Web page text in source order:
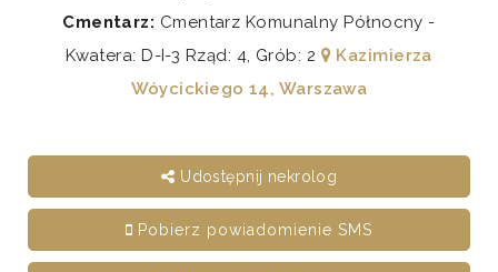
Cmentarz: Cmentarz Komunalny Północny -
Kwatera: D-I-3 Rząd: 4, Grób: 2
Kazimierza
Wóycickiego 14, Warszawa
Udostępnij nekrolog
Pobierz powiadomienie SMS